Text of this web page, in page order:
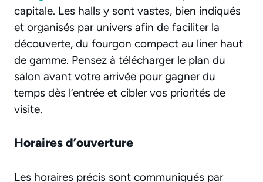
capitale. Les halls y sont vastes, bien indiqués
et organisés par univers afin de faciliter la
découverte, du fourgon compact au liner haut
de gamme. Pensez à télécharger le plan du
salon avant votre arrivée pour gagner du
temps dès l’entrée et cibler vos priorités de
visite.
Horaires d’ouverture
Les horaires précis sont communiqués par